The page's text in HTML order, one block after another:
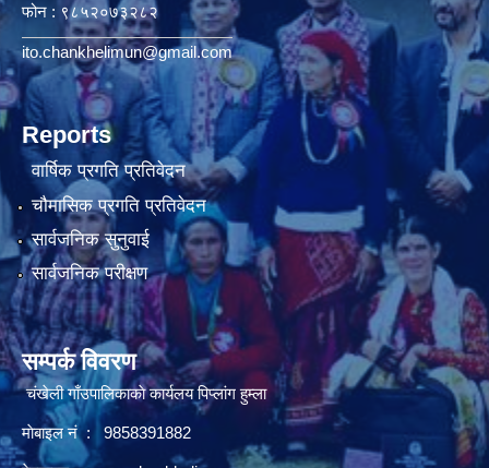
फोन : ९८५२०७३२८२
ito.chankhelimun@gmail.com
Reports
वार्षिक प्रगति प्रतिवेदन
चौमासिक प्रगति प्रतिवेदन
सार्वजनिक सुनुवाई
सार्वजनिक परीक्षण
सम्पर्क विवरण
चंखेली गाँउपालिकाकाे कार्यलय पिप्लांग हुम्ला
माेबाइल नं : 9858391882